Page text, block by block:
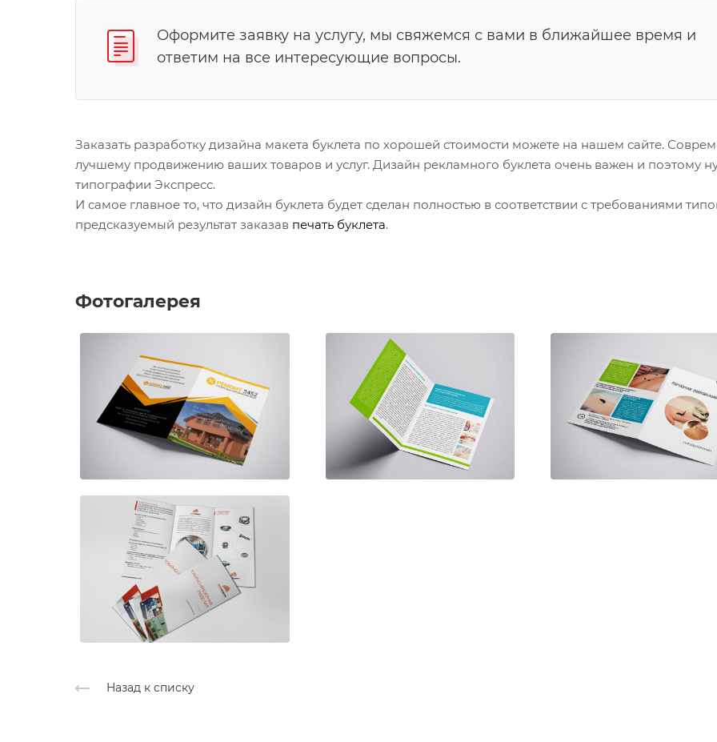
Оформите заявку на услугу, мы свяжемся с вами в ближайшее время и
ответим на все интересующие вопросы.
Заказать разработку дизайна макета буклета по хорошей стоимости можете на нашем сайте.
лучшему продвижению ваших товаров и услуг. Дизайн рекламного буклета очень важен и поэтому
типографии Экспресс.
И самое главное то, что дизайн буклета будет сделан полностью в соответствии с требованиями
предсказуемый результат заказав печать буклета.
Фотогалерея
Назад к списку